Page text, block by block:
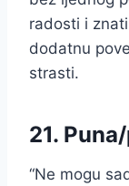
radosti i
dodatnu
strasti.
21.
“Ne mogu